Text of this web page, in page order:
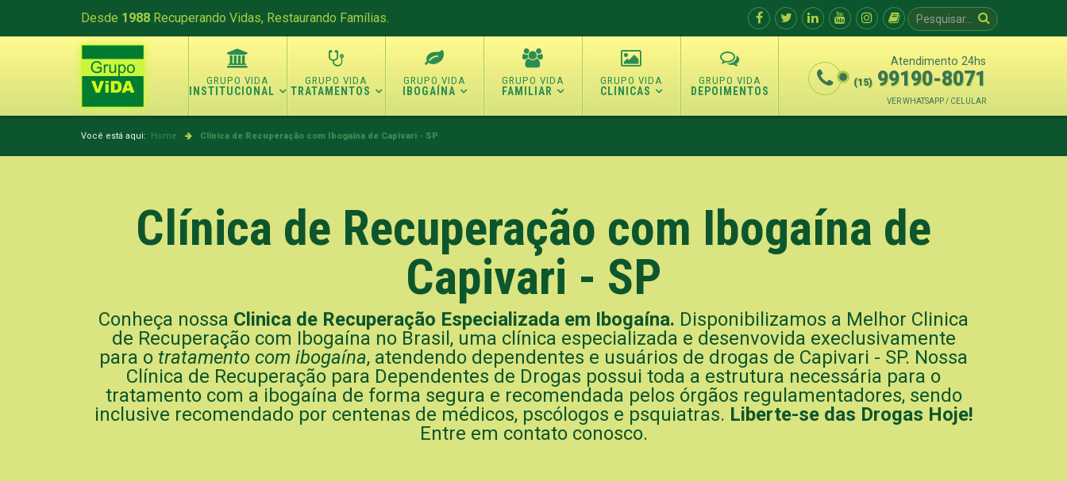
Desde 1988 Recuperando Vidas, Restaurando Famílias.
INSTITUCIONAL TRATAMENTOS IBOGAÍNA FAMILIAR CLINICAS DEPOIMENTOS
Atendimento 24hs
(15) 99190-8071
VER WHATSAPP / CELULAR
Você está aqui: Home Clínica de Recuperação com Ibogaína de Capivari - SP
Clínica de Recuperação com Ibogaína de
Capivari - SP
Conheça nossa Clinica de Recuperação Especializada em Ibogaína. Disponibilizamos a Melhor Clinica
de Recuperação com Ibogaína no Brasil, uma clínica especializada e desenvovida execlusivamente
para o tratamento com ibogaína, atendendo dependentes e usuários de drogas de Capivari - SP. Nossa
Clínica de Recuperação para Dependentes de Drogas possui toda a estrutura necessária para o
tratamento com a ibogaína de forma segura e recomendada pelos órgãos regulamentadores, sendo
inclusive recomendado por centenas de médicos, pscólogos e psquiatras. Liberte-se das Drogas Hoje!
Entre em contato conosco.